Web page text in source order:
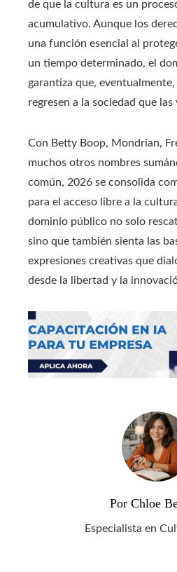
de que la cultura es un
acumulativo. Aunque los
una función esencial al
un tiempo determinado, el
garantiza que, eventualmente,
regresen a la sociedad que las
Con Betty Boop, Mondrian,
muchos otros nombres
común, 2026 se consolida
para el acceso libre a la
dominio público no solo
sino que también sienta las
expresiones creativas que
desde la libertad y la
Por Chloe
Especialista en